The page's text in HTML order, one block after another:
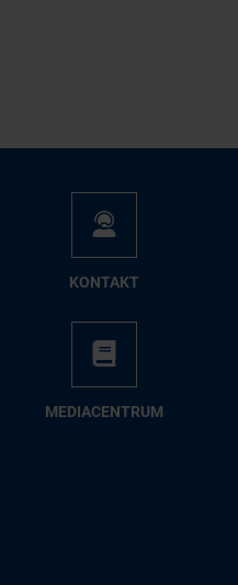
KON­TAKT
ME­DIA­CEN­TRUM